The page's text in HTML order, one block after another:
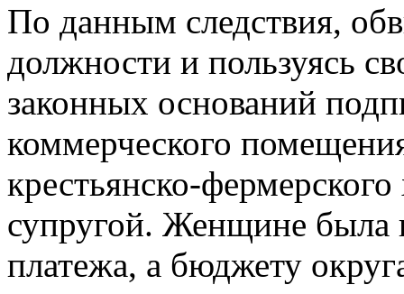
По данным следствия,
должности и пользуясь
законных оснований
коммерческого
крестьянско-фермерского
супругой. Женщине была
платежа, а бюджету